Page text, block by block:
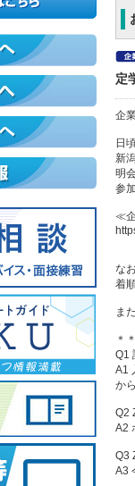
定
企
日
新
明
参
≪
な
着
ま
＊
Q1
A1
か
Q2
A2
Q3
A3